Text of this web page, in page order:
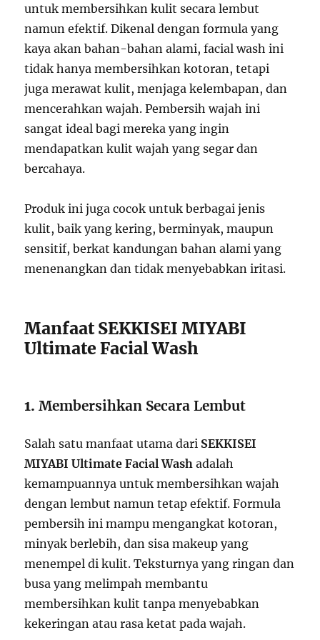
untuk membersihkan kulit secara lembut
namun efektif. Dikenal dengan formula yang
kaya akan bahan-bahan alami, facial wash ini
tidak hanya membersihkan kotoran, tetapi
juga merawat kulit, menjaga kelembapan, dan
mencerahkan wajah. Pembersih wajah ini
sangat ideal bagi mereka yang ingin
mendapatkan kulit wajah yang segar dan
bercahaya.
Produk ini juga cocok untuk berbagai jenis
kulit, baik yang kering, berminyak, maupun
sensitif, berkat kandungan bahan alami yang
menenangkan dan tidak menyebabkan iritasi.
Manfaat SEKKISEI MIYABI
Ultimate Facial Wash
1.Membersihkan Secara Lembut
Salah satu manfaat utama dari SEKKISEI
MIYABI Ultimate Facial Wash adalah
kemampuannya untuk membersihkan wajah
dengan lembut namun tetap efektif. Formula
pembersih ini mampu mengangkat kotoran,
minyak berlebih, dan sisa makeup yang
menempel di kulit. Teksturnya yang ringan dan
busa yang melimpah membantu
membersihkan kulit tanpa menyebabkan
kekeringan atau rasa ketat pada wajah.